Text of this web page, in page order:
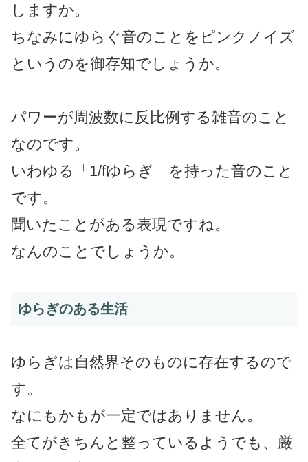
しますか。
ちなみにゆらぐ音のことをピンクノイズ
というのを御存知でしょうか。
パワーが周波数に反比例する雑音のこと
なのです。
いわゆる「1/fゆらぎ」を持った音のこと
です。
聞いたことがある表現ですね。
なんのことでしょうか。
ゆらぎのある生活
ゆらぎは自然界そのものに存在するので
す。
なにもかもが一定ではありません。
全てがきちんと整っているようでも、厳